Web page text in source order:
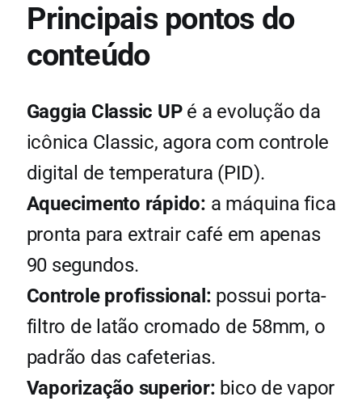
Principais pontos do
conteúdo
Gaggia Classic UPé a evolução da
icônica Classic, agora com controle
digital de temperatura (PID).
Aquecimento rápido: a máquina fica
pronta para extrair café em apenas
90 segundos.
Controle profissional: possui porta-
filtro de latão cromado de 58mm, o
padrão das cafeterias.
Vaporização superior: bico de vapor